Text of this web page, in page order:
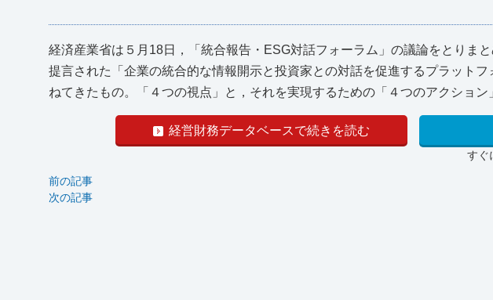
経済産業省は５月18日，「統合報告・ESG対話フォーラム」の議論をとりま
提言された「企業の統合的な情報開示と投資家との対話を促進するプラット
ねてきたもの。「４つの視点」と，それを実現するための「４つのアクション
経営財務データベースで続きを読む
すぐ
前の記事
次の記事